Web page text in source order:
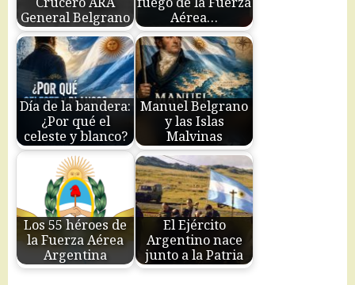
General Belgrano
Aérea…
Día de la bandera:
¿Por qué el
celeste y blanco?
Manuel Belgrano
y las Islas
Malvinas
Los 55 héroes de
la Fuerza Aérea
Argentina
El Ejército
Argentino nace
junto a la Patria